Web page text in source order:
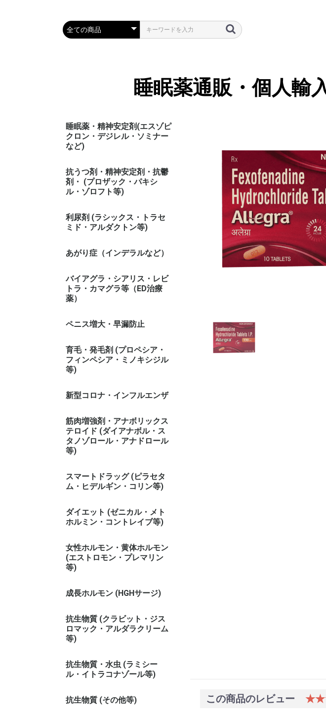
睡眠薬通販・個人輸
睡眠薬・精神安定剤(エスゾピ
クロン・デジレル・ソミナー
など)
抗うつ剤・精神安定剤・抗鬱
剤・ (プロザック・パキシ
ル・ゾロフト等)
利尿剤 (ラシックス・トラセ
ミド・アルダクトン等)
あがり症（インデラルなど）
バイアグラ・シアリス・レビ
トラ・カマグラ等（ED治療
薬）
ペニス増大・早漏防止
育毛・発毛剤 (プロペシア・
フィンペシア・ミノキシジル
等)
新型コロナ・インフルエンザ
筋肉増強剤・アナボリックス
テロイド (ダイアナボル・ス
タノゾロール・アナドロール
等)
スマートドラッグ (ピラセタ
ム・ヒデルギン・コリン等)
ダイエット (ゼニカル・メト
ホルミン・コントレイブ等)
女性ホルモン・黄体ホルモン
(エストロモン・プレマリン
等)
成長ホルモン (HGHサージ)
抗生物質 (クラビット・ジス
ロマック・アルダラクリーム
等)
抗生物質・水虫 (ラミシー
ル・イトラコナゾール等)
抗生物質 (その他等) この商品のレビュー